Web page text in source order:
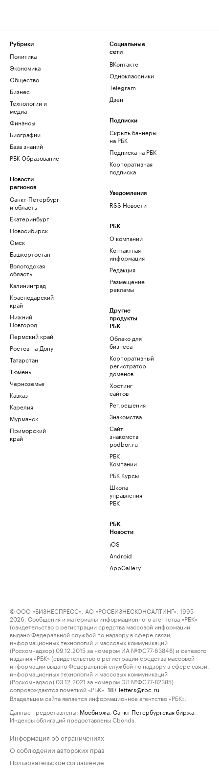
Рубрики
Политика
Экономика
Общество
Бизнес
Технологии и
медиа
Финансы
Биографии
База знаний
РБК Образование
Новости
регионов
Санкт-Петербург
и область
Екатеринбург
Новосибирск
Омск
Башкортостан
Вологодская
область
Калининград
Краснодарский
край
Нижний
Новгород
Пермский край
Ростов-на-Дону
Татарстан
Тюмень
Черноземье
Кавказ
Карелия
Мурманск
Приморский
край
Социальные
сети
ВКонтакте
Одноклассники
Telegram
Дзен
Подписки
Скрыть баннеры
на РБК
Подписка на РБК
Корпоративная
подписка
Уведомления
RSS Новости
РБК
О компании
Контактная
информация
Редакция
Размещение
рекламы
Другие
продукты
РБК
Облако для
бизнеса
Корпоративный
регистратор
доменов
Хостинг
сайтов
Рег.решения
Знакомства
Сайт
знакомств
podbor.ru
РБК
Компании
РБК Курсы
Школа
управления
РБК
РБК
Новости
iOS
Android
AppGallery
© ООО «БИЗНЕСПРЕСС», АО «РОСБИЗНЕСКОНСАЛТИНГ», 1995–
2026. Сообщения и материалы информационного агентства «РБК»
(свидетельство о регистрации средства массовой информации
выдано Федеральной службой по надзору в сфере связи,
информационных технологий и массовых коммуникаций
(Роскомнадзор) 09.12.2015 за номером ИА №ФС77-63848) и сетевого
издания «РБК» (свидетельство о регистрации средства массовой
информации выдано Федеральной службой по надзору в сфере связи,
информационных технологий и массовых коммуникаций
(Роскомнадзор) 03.12.2021 за номером ЭЛ №ФС77-82385)
сопровождаются пометкой «РБК».
18+ letters@rbc.ru
Владельцем сайта является информационное агентство «РБК».
Данные предоставлены: Мосбиржа Санкт-Петербургская биржа
Индексы облигаций предоставлены Cbonds.
Информация об ограничениях
О соблюдении авторских прав
Пользовательское соглашение